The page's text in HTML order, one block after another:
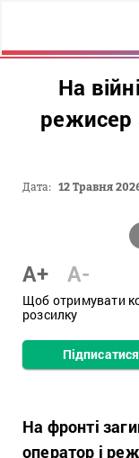
На
режисер
Дата: 12 Травня
A+ A-
Щоб отримувати
розсилку
Підписатися
На фронті
оператор і